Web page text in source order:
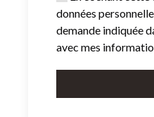
données
demande indiquée
avec mes